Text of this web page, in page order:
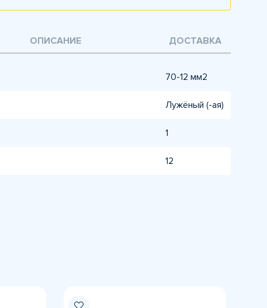
ОПИСАНИЕ ДОСТАВКА
70-12 мм2
Лужёный (-ая)
1
12